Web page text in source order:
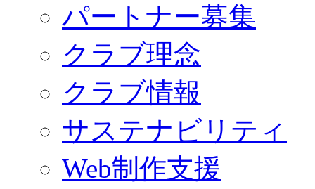
パートナー募集
クラブ理念
クラブ情報
サステナビリティ
Web制作支援